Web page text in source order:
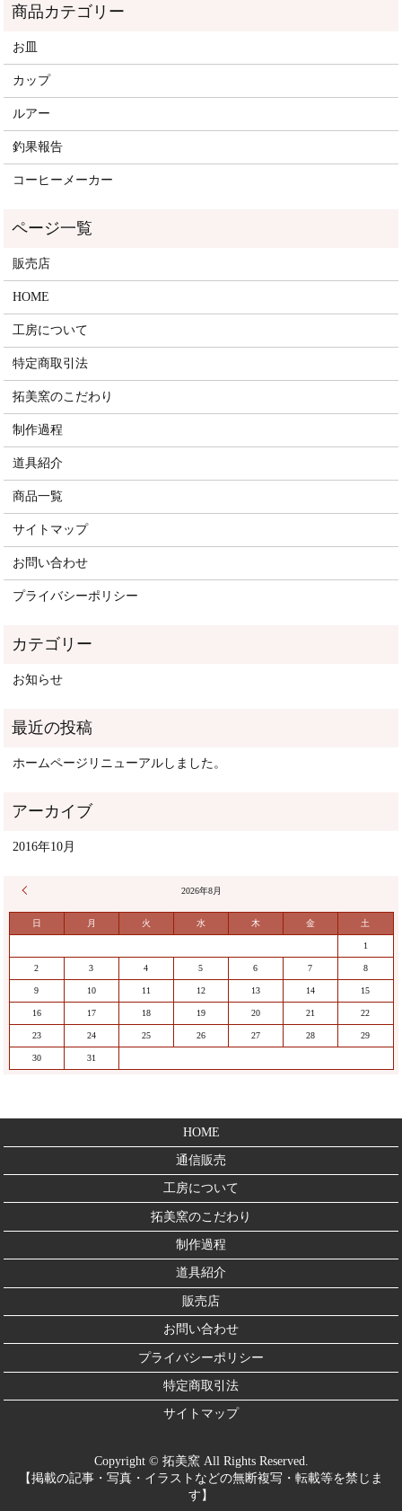
お皿
カップ
ルアー
釣果報告
コーヒーメーカー
販売店
HOME
工房について
特定商取引法
拓美窯のこだわり
制作過程
道具紹介
商品一覧
サイトマップ
お問い合わせ
プライバシーポリシー
お知らせ
ホームページリニューアルしました。
2016年10月
2026年8月
日 月 火 水 木 金 土
1
2 3 4 5 6 7 8
9 10 11 12 13 14 15
16 17 18 19 20 21 22
23 24 25 26 27 28 29
30 31
HOME
通信販売
工房について
拓美窯のこだわり
制作過程
道具紹介
販売店
お問い合わせ
プライバシーポリシー
特定商取引法
サイトマップ
Copyright © 拓美窯 All Rights Reserved.
【掲載の記事・写真・イラストなどの無断複写・転載等を禁じま
す】